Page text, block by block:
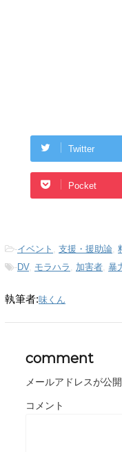
Twitter
Pocket
-イベント , 支援・援助論,
-DV, モラハラ , 加害者, 暴
執筆者:味くん
comment
メールアドレスが公
コメント